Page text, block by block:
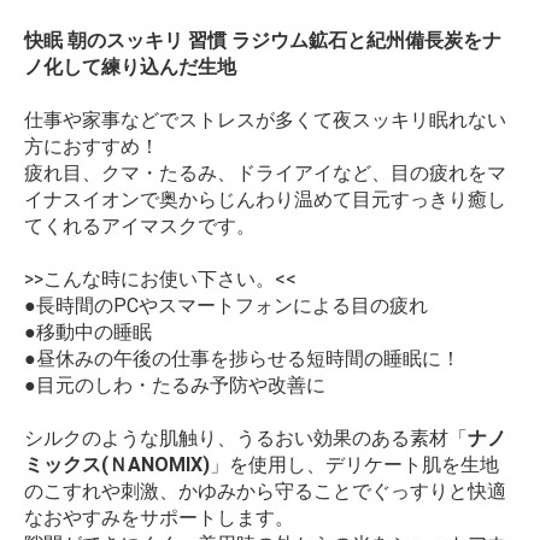
快眠 朝のスッキリ 習慣 ラジウム鉱石と紀州備長炭をナ
ノ化して練り込んだ生地
仕事や家事などでストレスが多くて夜スッキリ眠れない
方におすすめ！
疲れ目、クマ・たるみ、ドライアイなど、目の疲れをマ
イナスイオンで奥からじんわり温めて目元すっきり癒し
てくれるアイマスクです。
>>こんな時にお使い下さい。<<
●長時間のPCやスマートフォンによる目の疲れ
●移動中の睡眠
●昼休みの午後の仕事を捗らせる短時間の睡眠に！
●目元のしわ・たるみ予防や改善に
シルクのような肌触り、うるおい効果のある素材「ナノ
ミックス(ＮANOMIX) 」を使用し、デリケート肌を生地
のこすれや刺激、かゆみから守ることでぐっすりと快適
なおやすみをサポートします。